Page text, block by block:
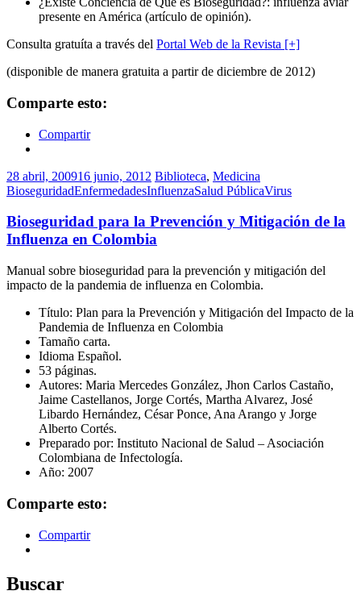
presente en América (artículo de opinión).
Consulta gratuíta a través del Portal Web de la Revista [+]
(disponible de manera gratuita a partir de diciembre de 2012)
Comparte esto:
Compartir
28 abril, 200916 junio, 2012 Biblioteca, Medicina
BioseguridadEnfermedadesInfluenzaSalud PúblicaVirus
Bioseguridad para la Prevención y Mitigación de la
Influenza en Colombia
Manual sobre bioseguridad para la prevención y mitigación del
impacto de la pandemia de influenza en Colombia.
Título: Plan para la Prevención y Mitigación del Impacto de la
Pandemia de Influenza en Colombia
Tamaño carta.
Idioma Español.
53 páginas.
Autores: Maria Mercedes González, Jhon Carlos Castaño,
Jaime Castellanos, Jorge Cortés, Martha Alvarez, José
Libardo Hernández, César Ponce, Ana Arango y Jorge
Alberto Cortés.
Preparado por: Instituto Nacional de Salud – Asociación
Colombiana de Infectología.
Año: 2007
Comparte esto:
Compartir
Buscar